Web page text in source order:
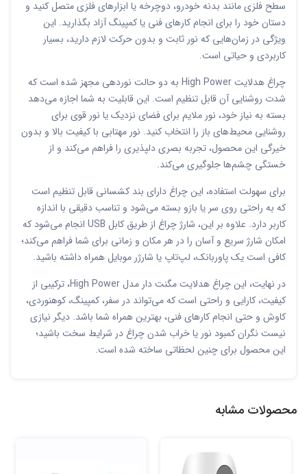
سطح فلزی مانند بدنه خودرو، دوچرخه یا ابزارهای فلزی متصل کنید و
دستان خود را برای انجام کارهای فنی یا کمپینگ آزاد بگذارید. این
ویژگی در زمان‌هایی که نور ثابت و بدون حرکت لازم دارید، بسیار
کاربردی و حیاتی است.
چراغ هدلایت High Power به دو حالت نوردهی مجهز شده است که
شدت روشنایی آن قابل تنظیم است. این قابلیت به شما اجازه می‌دهد
بسته به نیاز خود، نور ملایم برای فضای نزدیک یا نور قوی برای
روشنایی محیط‌های باز را انتخاب کنید. نور مهتابی با کیفیت بالا و بدون
خیرگی این محصول، تجربه بصری دلپذیری را فراهم می‌کند و از
خستگی چشم‌ها جلوگیری می‌کند.
برای سهولت استفاده، این چراغ دارای بند کشسانی قابل تنظیم است
که به راحتی روی سر یا بازو بسته می‌شود و تناسب دقیقی با اندازه
کاربر دارد. علاوه بر این، شارژ چراغ از طریق کابل USB انجام می‌شود که
امکان شارژ سریع و آسان را در هر مکان و زمانی برای شما فراهم می‌کند؛
کافی است یک پاوربانک، لپ‌تاپ یا شارژر موبایل همراه داشته باشید.
در نهایت، این چراغ هدلایت مگنت دار مدل High Power، ترکیبی از
کیفیت، کارایی و راحتی است که می‌تواند در سفر، کمپینگ، کوهنوردی،
کاوش و حتی انجام کارهای فنی، بهترین همراه شما باشد. دیگر نیازی
نیست نگران کمبود نور یا خراب شدن چراغ در شرایط سخت باشید؛
این محصول برای چنین لحظاتی ساخته شده است.
محصولات مشابه